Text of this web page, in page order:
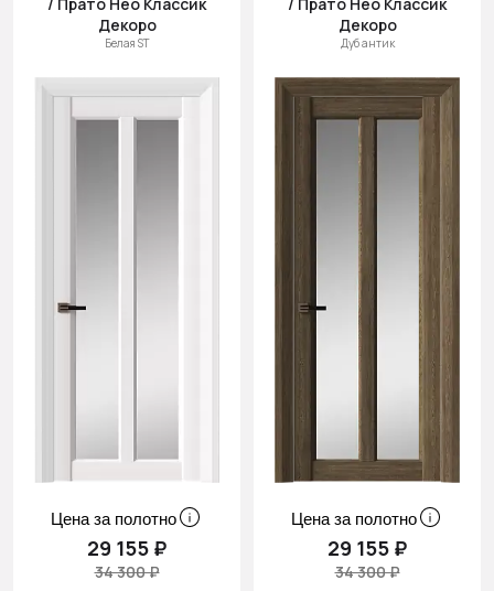
Декоро
Белая ST
Цена за полотно
29 155 ₽
34 300 ₽
Декоро
Дуб антик
Цена за полотно
29 155 ₽
34 300 ₽